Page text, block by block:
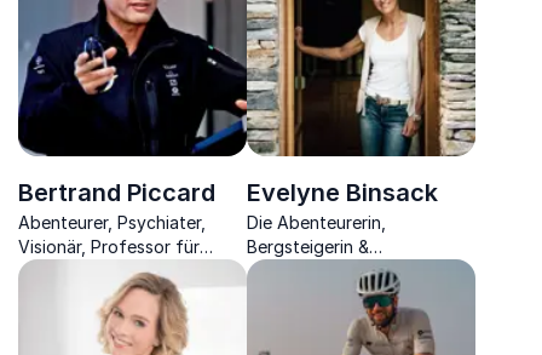
Limit geht
verfolgt
Bertrand Piccard
Abenteurer, Psychiater,
Visionär, Professor für
Naturwissenschaft und
Technologie
Evelyne Binsack
Die Abenteurerin,
Bergsteigerin &
Extremsportlerin zeigt Ihnen
die Parallelen zwischen der
Unternehmenswelt und dem
Bergsteigen auf